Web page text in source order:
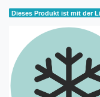
Dieses Produkt ist mit der